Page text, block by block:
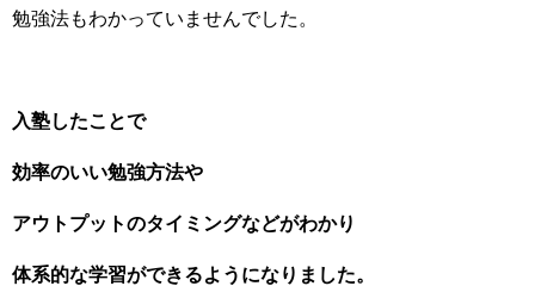
勉強法もわかっていませんでした。
入塾したことで
効率のいい勉強方法や
アウトプットのタイミングなどがわかり
体系的な学習ができるようになりました。